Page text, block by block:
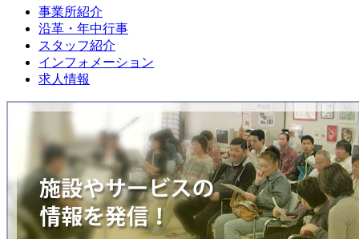
事業所紹介
沿革・年中行事
スタッフ紹介
インフォメーション
求人情報